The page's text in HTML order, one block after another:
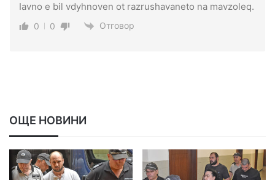
Iavno e bil vdyhnoven ot razrushavaneto na mavzoleq.
0 0 Отговор
ОЩЕ НОВИНИ